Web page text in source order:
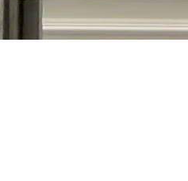
yorumlarını inceleyin. En